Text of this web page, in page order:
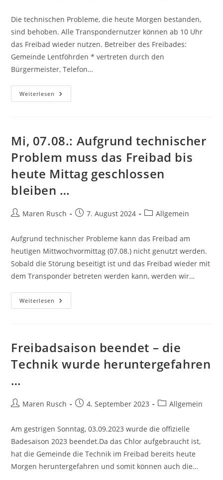
Die technischen Probleme, die heute Morgen bestanden,
sind behoben. Alle Transpondernutzer können ab 10 Uhr
das Freibad wieder nutzen. Betreiber des Freibades:
Gemeinde Lentföhrden * vertreten durch den
Bürgermeister, Telefon…
Weiterlesen Mittwoch,
07.08.
10
Uhr
Genutzt
Werden
…
Mi, 07.08.: Aufgrund technischer
Problem muss das Freibad bis
heute Mittag geschlossen
bleiben …
Beitrags-
Maren Rusch
Beitrag7. August 2024
Beitrags-
Allgemein
Aufgrund technischer Probleme kann das Freibad am
heutigen Mittwochvormittag (07.08.) nicht genutzt werden.
Sobald die Störung beseitigt ist und das Freibad wieder mit
dem Transponder betreten werden kann, werden wir…
Weiterlesen Mi,
07.08.:
Das
Freibad
Heute
Mittag
Freibadsaison beendet – die
Technik wurde heruntergefahren
…
Beitrags-
Maren Rusch
Beitrag4. September 2023
Beitrags-
Allgemein
Am gestrigen Sonntag, 03.09.2023 wurde die offizielle
Badesaison 2023 beendet.Da das Chlor aufgebraucht ist,
hat die Gemeinde die Technik im Freibad bereits heute
Morgen heruntergefahren und somit können auch die…